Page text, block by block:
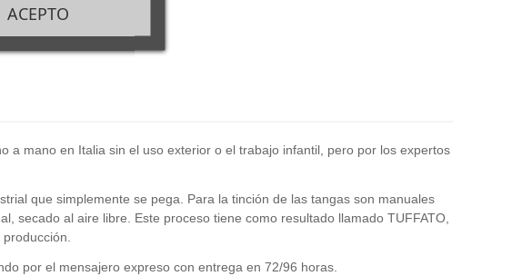
mano en Italia sin el uso exterior o el trabajo infantil, pero por los expertos
que simplemente se pega. Para la tinción de las tangas son manuales
secado al aire libre. Este proceso tiene como resultado llamado TUFFATO,
por el mensajero expreso con entrega en 72/96 horas.
ACEPTO